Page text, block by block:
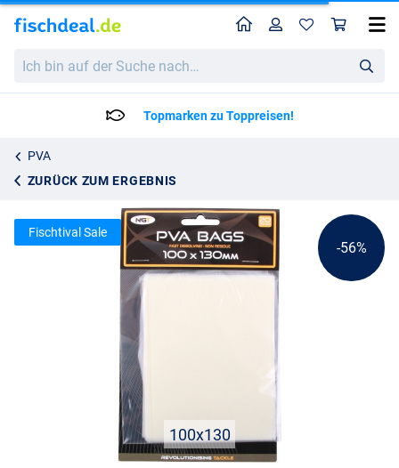
bin
HomeProfil
Topmarken zu Toppreisen!
PVA
ZURÜCK ZUM ERGEBNIS
NGT PVA Bags (20pcs)
5.95
100x130
-56%
Fischtival Sale